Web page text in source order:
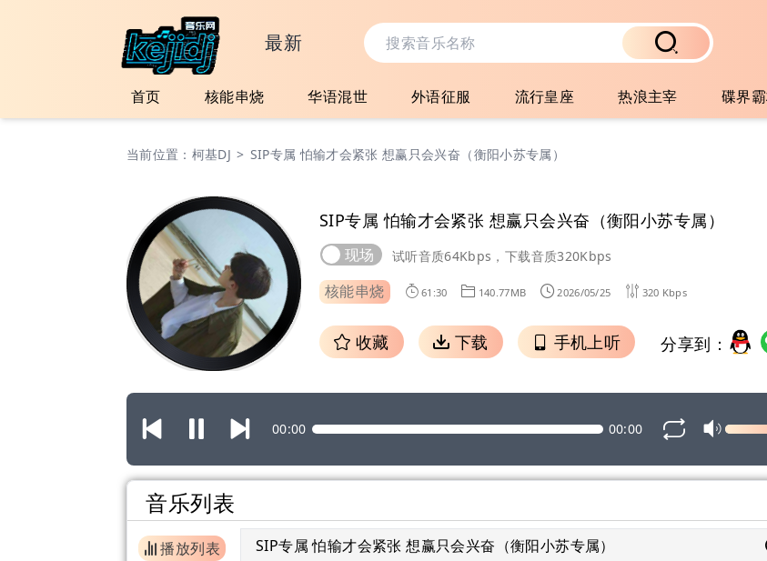
最新
首页 核能串烧 华语混世 外语征服 流行皇座 热浪主宰 碟界
当前位置： 柯基DJ > SIP专属 怕输才会紧张 想赢只会兴奋（衡阳小苏专属）
现场
SIP专属 怕输才会紧张 想赢只会兴奋（衡阳小苏专属）
试听音质64Kbps，下载音质320Kbps
核能串烧 61:30 140.77MB 2026/05/25 320 Kbps
收藏 下载 手机上听 分享到：
00:00 00:00
音乐列表
播放列表
SIP专属 怕输才会紧张 想赢只会兴奋（衡阳小苏专属）